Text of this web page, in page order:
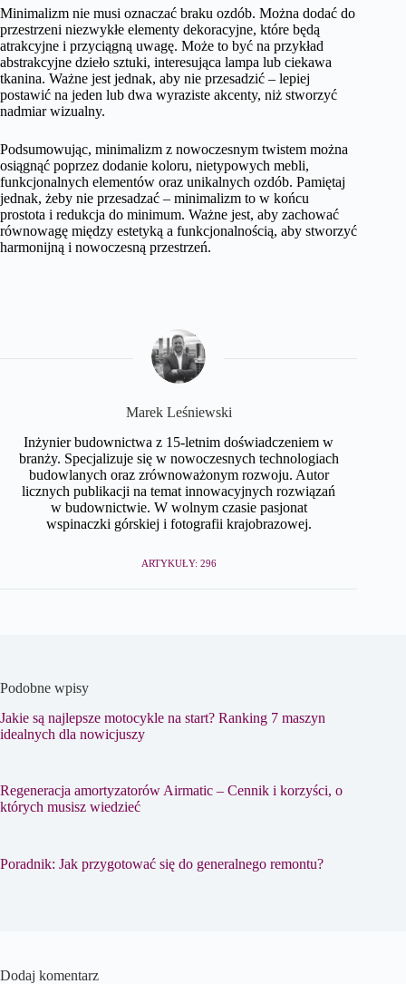
Minimalizm nie musi oznaczać braku ozdób. Można dodać do
przestrzeni niezwykłe elementy dekoracyjne, które będą
atrakcyjne i przyciągną uwagę. Może to być na przykład
abstrakcyjne dzieło sztuki, interesująca lampa lub ciekawa
tkanina. Ważne jest jednak, aby nie przesadzić – lepiej
postawić na jeden lub dwa wyraziste akcenty, niż stworzyć
nadmiar wizualny.
Podsumowując, minimalizm z nowoczesnym twistem można
osiągnąć poprzez dodanie koloru, nietypowych mebli,
funkcjonalnych elementów oraz unikalnych ozdób. Pamiętaj
jednak, żeby nie przesadzać – minimalizm to w końcu
prostota i redukcja do minimum. Ważne jest, aby zachować
równowagę między estetyką a funkcjonalnością, aby stworzyć
harmonijną i nowoczesną przestrzeń.
Marek Leśniewski
Inżynier budownictwa z 15-letnim doświadczeniem w
branży. Specjalizuje się w nowoczesnych technologiach
budowlanych oraz zrównoważonym rozwoju. Autor
licznych publikacji na temat innowacyjnych rozwiązań
w budownictwie. W wolnym czasie pasjonat
wspinaczki górskiej i fotografii krajobrazowej.
ARTYKUŁY: 296
Podobne wpisy
Jakie są najlepsze motocykle na start? Ranking 7 maszyn
idealnych dla nowicjuszy
Regeneracja amortyzatorów Airmatic – Cennik i korzyści, o
których musisz wiedzieć
Poradnik: Jak przygotować się do generalnego remontu?
Dodaj komentarz